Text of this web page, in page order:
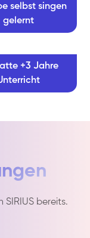
selbst singen
gelernt
+3 Jahre
SIRIUS bereits.